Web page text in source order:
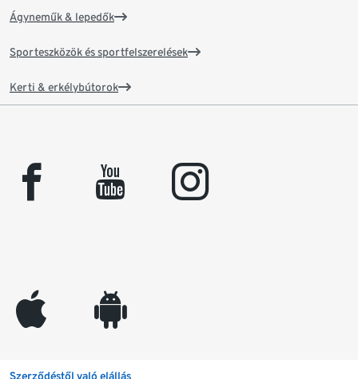
Ágyneműk & lepedők
Sporteszközök és sportfelszerelések
Kerti & erkélybútorok
facebook youtube instagram
appleinc android
Szerződéstől való elállás